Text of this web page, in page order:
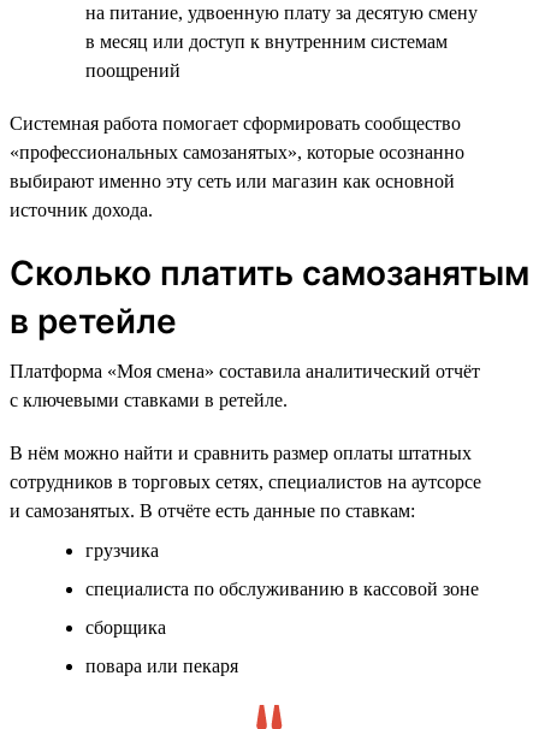
на питание, удвоенную плату за десятую смену
в месяц или доступ к внутренним системам
поощрений
Системная работа помогает сформировать сообщество
«профессиональных самозанятых», которые осознанно
выбирают именно эту сеть или магазин как основной
источник дохода.
Сколько платить самозанятым
в ретейле
Платформа «Моя смена» составила аналитический отчёт
с ключевыми ставками в ретейле.
В нём можно найти и сравнить размер оплаты штатных
сотрудников в торговых сетях, специалистов на аутсорсе
и самозанятых. В отчёте есть данные по ставкам:
грузчика
специалиста по обслуживанию в кассовой зоне
сборщика
повара или пекаря